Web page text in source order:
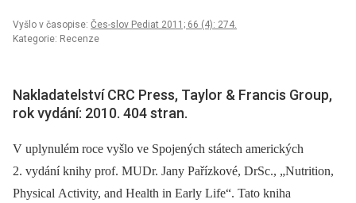
Vyšlo v časopise: Čes-slov Pediat 2011; 66 (4): 274.
Kategorie: Recenze
Nakladatelství CRC Press, Taylor & Francis Group,
rok vydání: 2010. 404 stran.
V uplynulém roce vyšlo ve Spojených státech amerických
2. vydání knihy prof. MUDr. Jany Pařízkové, DrSc., „Nutrition,
Physical Activity, and Health in Early Life“. Tato kniha